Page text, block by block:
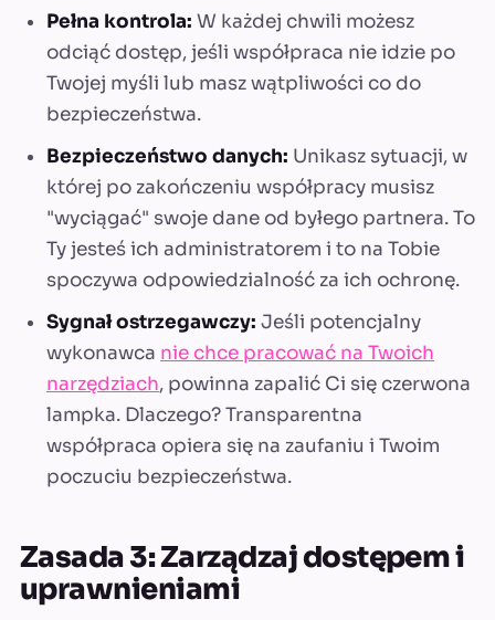
Pełna kontrola: W każdej chwili możesz
odciąć dostęp, jeśli współpraca nie idzie po
Twojej myśli lub masz wątpliwości co do
bezpieczeństwa.
Bezpieczeństwo danych: Unikasz sytuacji, w
której po zakończeniu współpracy musisz
"wyciągać" swoje dane od byłego partnera. To
Ty jesteś ich administratorem i to na Tobie
spoczywa odpowiedzialność za ich ochronę.
Sygnał ostrzegawczy: Jeśli potencjalny
wykonawca nie chce pracować na Twoich
narzędziach, powinna zapalić Ci się czerwona
lampka. Dlaczego? Transparentna
współpraca opiera się na zaufaniu i Twoim
poczuciu bezpieczeństwa.
Zasada 3: Zarządzaj dostępem i
uprawnieniami